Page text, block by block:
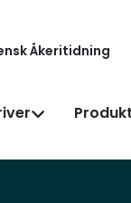
Åkeritidning